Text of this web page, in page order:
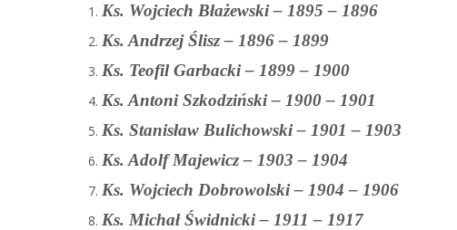
Ks. Wojciech Błażewski – 1895 – 1896
Ks. Andrzej Ślisz – 1896 – 1899
Ks. Teofil Garbacki – 1899 – 1900
Ks. Antoni Szkodziński – 1900 – 1901
Ks. Stanisław Bulichowski – 1901 – 1903
Ks. Adolf Majewicz – 1903 – 1904
Ks. Wojciech Dobrowolski – 1904 – 1906
Ks. Michał Świdnicki – 1911 – 1917